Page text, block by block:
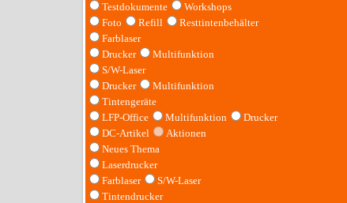
Testdokumente
Workshops
Foto
Refill
Resttintenbehälter
Farblaser
Drucker
Multifunktion
S/W-Laser
Drucker
Multifunktion
Tintengeräte
LFP-Office
Multifunktion
Drucker
DC-Artikel
Aktionen
Neues Thema
Laserdrucker
Farblaser
S/W-Laser
Tintendrucker